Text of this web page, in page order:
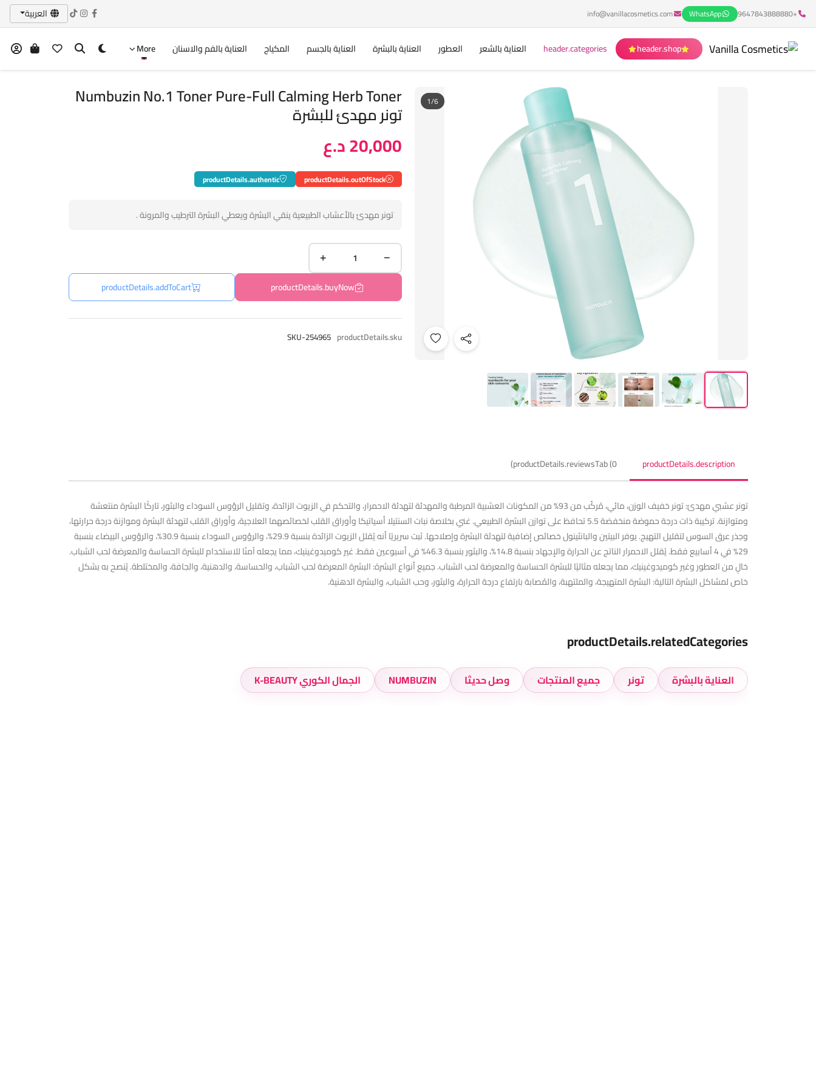
+9647843888880
WhatsApp
info@vanillacosmetics.com العربية
header.shop
header.categories العناية بالشعر العطور العناية بالبشرة العناية بالجسم المكياج العناية بالفم والاسنان More
1/6
Numbuzin No.1 Toner Pure-Full Calming Herb Toner
تونر مهدئ للبشرة
20,000 د.ع
productDetails.outOfStock
productDetails.authentic
تونر مهدئ بالأعشاب الطبيعية ينقي البشرة ويعطي البشرة الترطيب والمرونة .
productDetails.buyNow
productDetails.addToCart
productDetails.sku
SKU-254965
productDetails.description
productDetails.reviewsTab (0)
تونر عشبي مهدئ: تونر خفيف الوزن، مائي، مُركّب من 93% من المكونات العشبية المرطبة والمهدئة لتهدئة الاحمرار، والتحكم في الزيوت الزائدة، وتقليل الرؤوس السوداء والبثور، تاركًا البشرة منتعشة
ومتوازنة. تركيبة ذات درجة حموضة منخفضة 5.5 تحافظ على توازن البشرة الطبيعي. غني بخلاصة نبات السنتيلا أسياتيكا وأوراق القلب لخصائصهما العلاجية، وأوراق القلب لتهدئة البشرة وموازنة درجة حرارتها،
وجذر عرق السوس لتقليل التهيج. يوفر البيتين والبانثينول خصائص إضافية لتهدئة البشرة وإصلاحها. ثبت سريريًا أنه يُقلل الزيوت الزائدة بنسبة 29.9%، والرؤوس السوداء بنسبة 30.9%، والرؤوس البيضاء بنسبة
29% في 4 أسابيع فقط. يُقلل الاحمرار الناتج عن الحرارة والإجهاد بنسبة 14.8%، والبثور بنسبة 46.3% في أسبوعين فقط. غير كوميدوغينيك، مما يجعله آمنًا للاستخدام للبشرة الحساسة والمعرضة لحب الشباب.
خالٍ من العطور وغير كوميدوغينيك، مما يجعله مثاليًا للبشرة الحساسة والمعرضة لحب الشباب. جميع أنواع البشرة: البشرة المعرضة لحب الشباب، والحساسة، والدهنية، والجافة، والمختلطة. يُنصح به بشكل
خاص لمشاكل البشرة التالية: البشرة المتهيجة، والملتهبة، والمُصابة بارتفاع درجة الحرارة، والبثور، وحب الشباب، والبشرة الدهنية.
productDetails.relatedCategories
العناية بالبشرة تونر جميع المنتجات وصل حديثا NUMBUZIN الجمال الكوري K-BEAUTY